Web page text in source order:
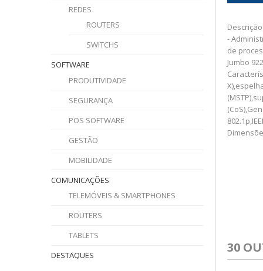
REDES
ROUTERS
SWITCHS
SOFTWARE
PRODUTIVIDADE
SEGURANÇA
POS SOFTWARE
GESTÃO
MOBILIDADE
COMUNICAÇÕES
TELEMÓVEIS & SMARTPHONES
ROUTERS
TABLETS
DESTAQUES
-
de
Jumbo
30